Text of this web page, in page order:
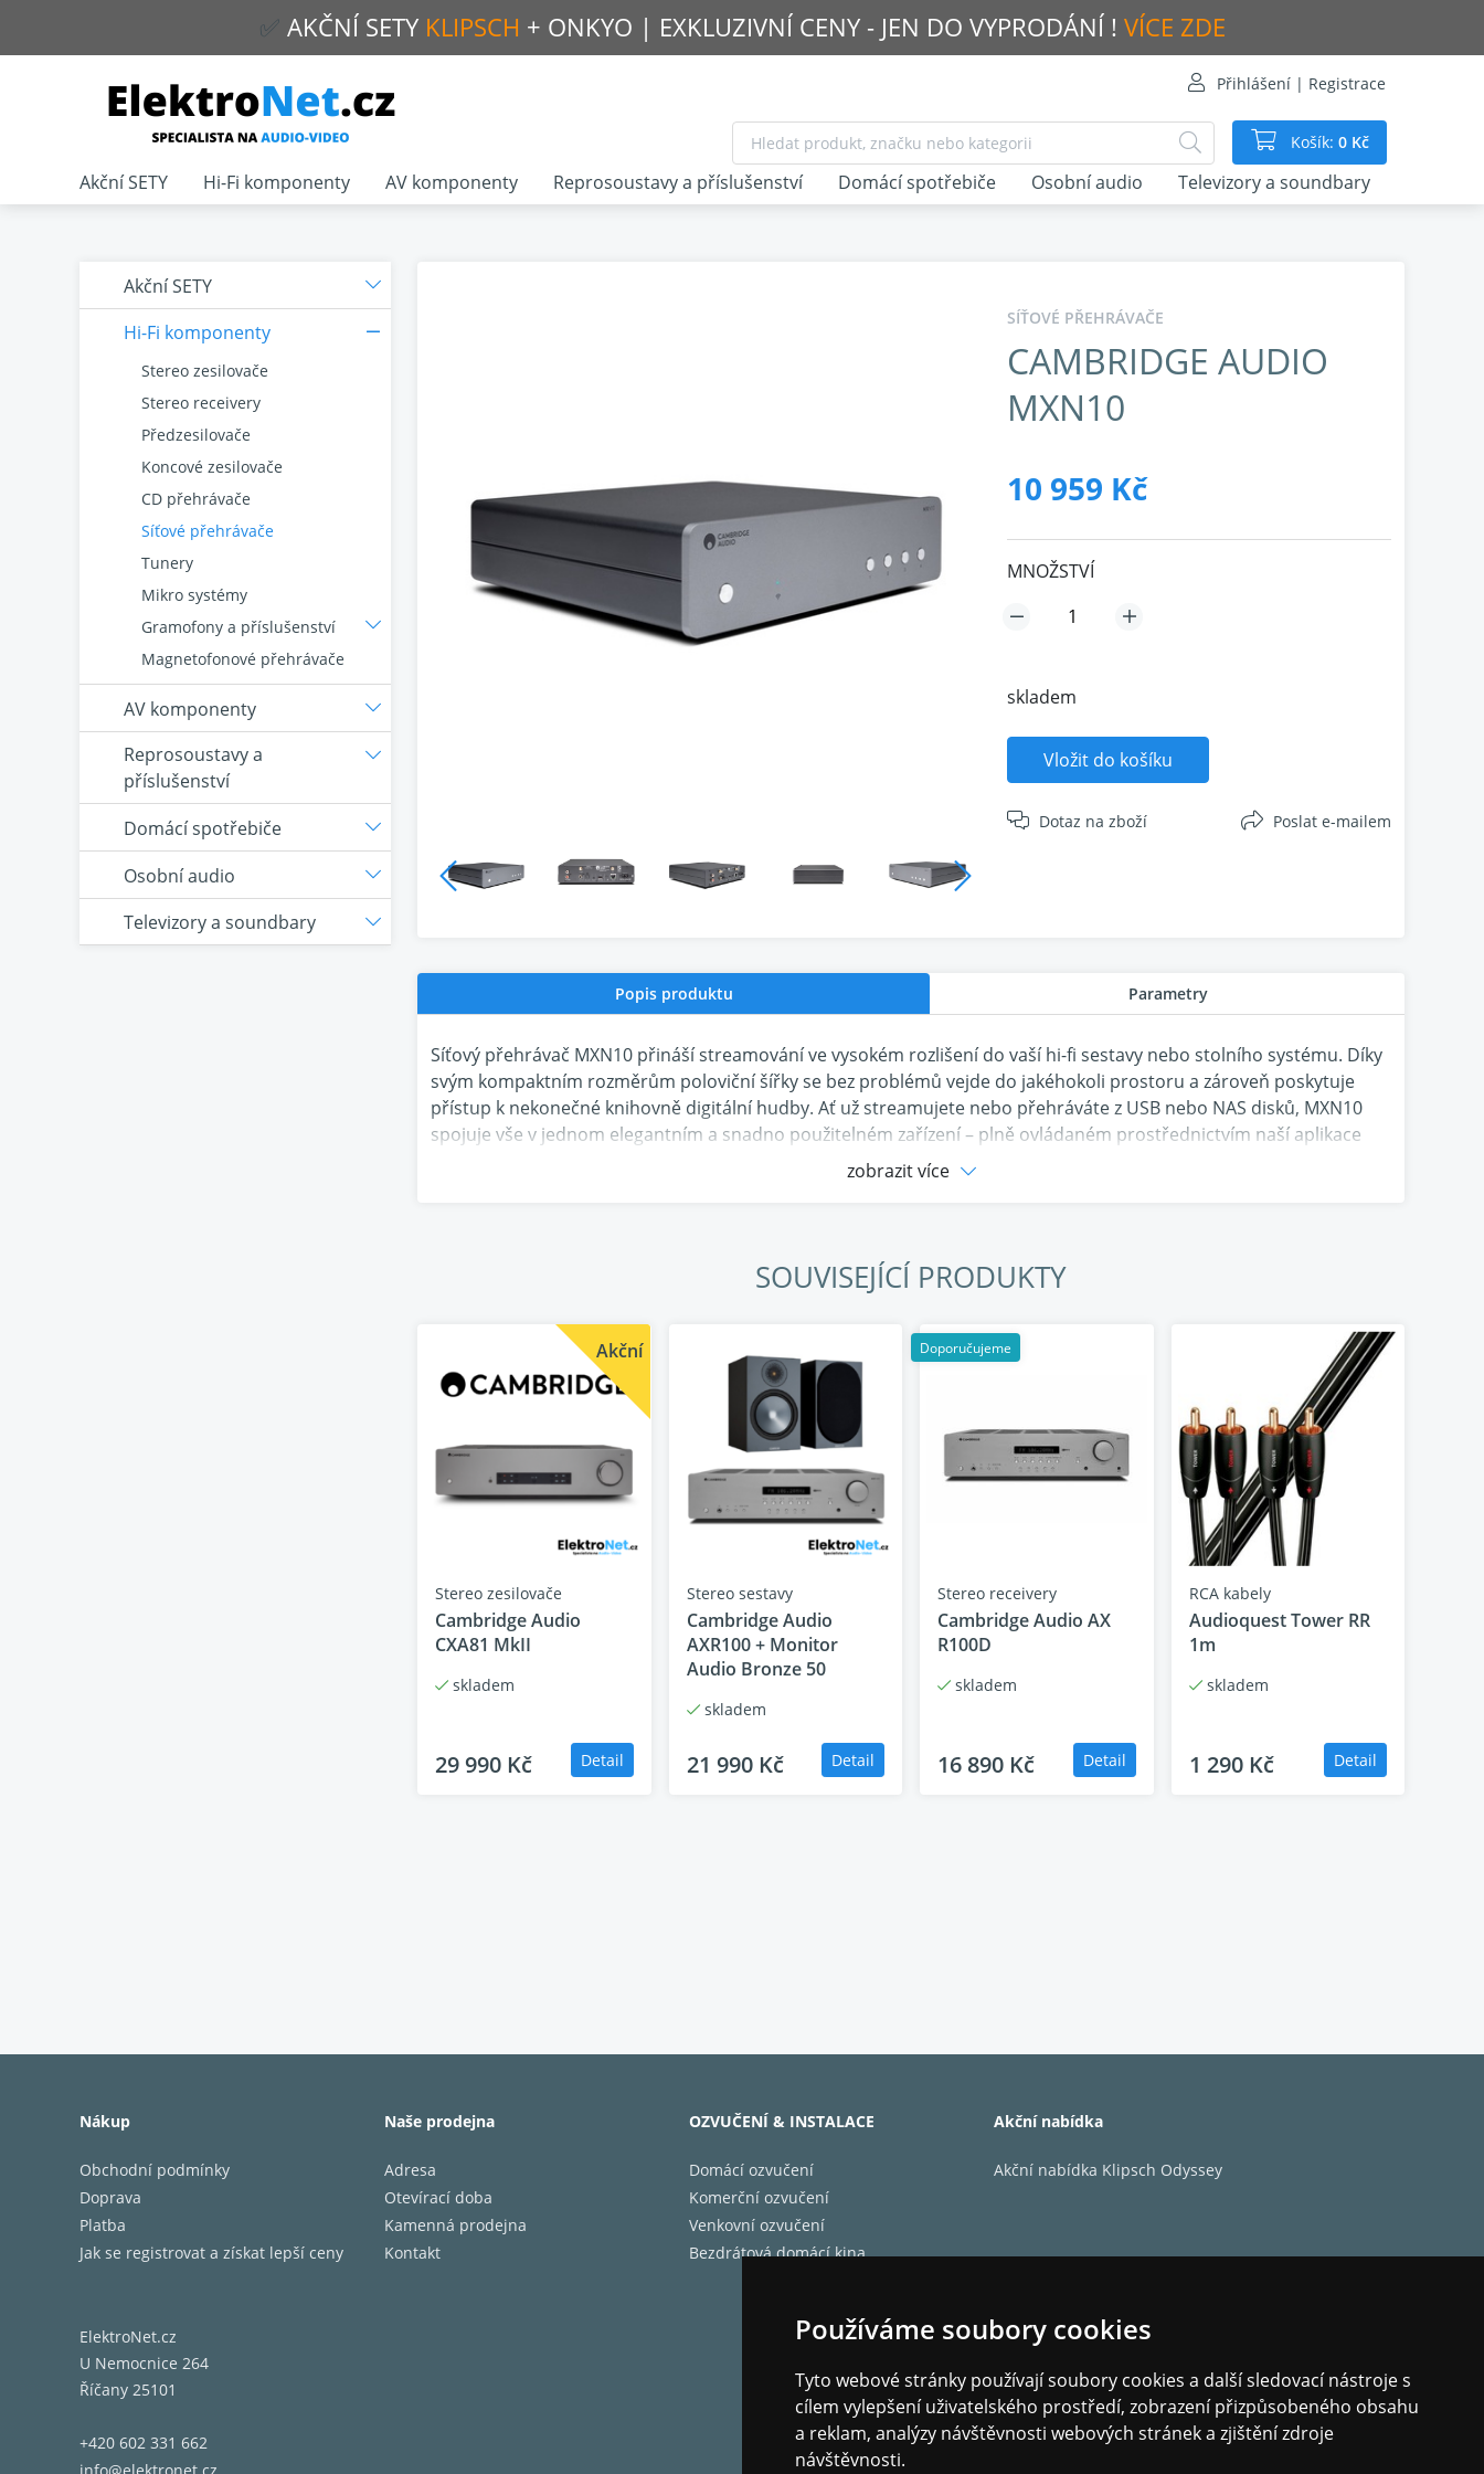
Používáme soubory cookies
Tyto webové stránky používají soubory cookies a další sledovací nástroje s
cílem vylepšení uživatelského prostředí, zobrazení přizpůsobeného obsahu
a reklam, analýzy návštěvnosti webových stránek a zjištění zdroje
návštěvnosti.
✅ AKČNÍ SETY KLIPSCH + ONKYO | EXKLUZIVNÍ CENY - JEN DO VYPRODÁNÍ ! VÍCE ZDE
Přihlášení | Registrace
Košík: 0 Kč
SÍŤOVÉ PŘEHRÁVAČE
CAMBRIDGE AUDIO
MXN10
10 959 Kč
MNOŽSTVÍ
skladem
Vložit do košíku
Dotaz na zboží Poslat e-mailem
Popis produktu Parametry
Síťový přehrávač MXN10 přináší streamování ve vysokém rozlišení do vaší hi-fi sestavy nebo stolního systému. Díky
svým kompaktním rozměrům poloviční šířky se bez problémů vejde do jakéhokoli prostoru a zároveň poskytuje
přístup k nekonečné knihovně digitální hudby. Ať už streamujete nebo přehráváte z USB nebo NAS disků, MXN10
spojuje vše v jednom elegantním a snadno použitelném zařízení – plně ovládaném prostřednictvím naší aplikace
Více než deset let know-how v oblasti streamování
MXN10 využívá náš nejnovější software. Je to systém, který jsme sami vyvinuli v Londýně pro nekompromisní
streamování hudby v hi-fi kvalitě. Použití je intuitivní a dokáže přehrávat hudbu s neuvěřitelnou čistotou – až do 768
zobrazit více
SOUVISEJÍCÍ PRODUKTY
Akční
Stereo zesilovače
Cambridge Audio
CXA81 MkII
skladem
29 990 Kč Detail
Stereo sestavy
Cambridge Audio
AXR100 + Monitor
Audio Bronze 50
skladem
21 990 Kč Detail
Doporučujeme
Stereo receivery
Cambridge Audio AX
R100D
skladem
16 890 Kč Detail
RCA kabely
Audioquest Tower RR
1m
skladem
1 290 Kč Detail
Akční SETY
Hi-Fi komponenty
Stereo zesilovače
Stereo receivery
Předzesilovače
Koncové zesilovače
CD přehrávače
Síťové přehrávače
Tunery
Mikro systémy
Gramofony a příslušenství
Magnetofonové přehrávače
AV komponenty
Reprosoustavy a
příslušenství
Domácí spotřebiče
Osobní audio
Televizory a soundbary
Akční SETY Hi-Fi komponenty AV komponenty Reprosoustavy a příslušenství Domácí spotřebiče Osobní audio Televizory a soundbary
Nákup
Obchodní podmínky
Doprava
Platba
Jak se registrovat a získat lepší ceny
Naše prodejna
Adresa
Otevírací doba
Kamenná prodejna
Kontakt
OZVUČENÍ & INSTALACE
Domácí ozvučení
Komerční ozvučení
Venkovní ozvučení
Bezdrátová domácí kina
Akční nabídka
Akční nabídka Klipsch Odyssey
ElektroNet.cz
U Nemocnice 264
Říčany 25101
+420 602 331 662